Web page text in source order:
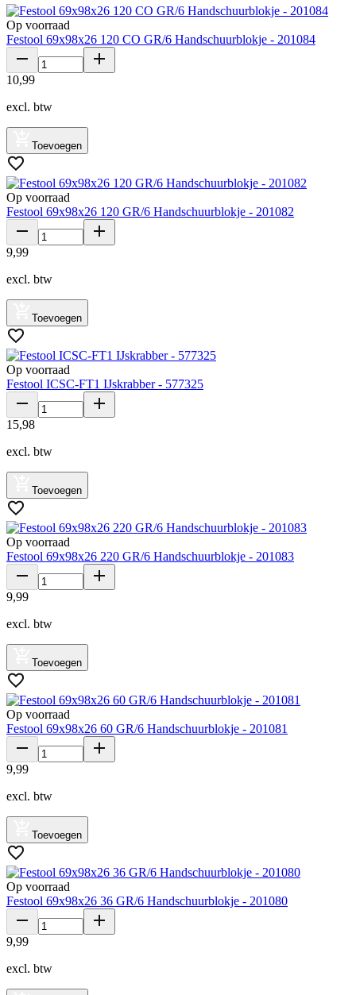
Op voorraad
Festool 69x98x26 120 CO GR/6 Handschuurblokje - 201084
10,99
excl. btw
Toevoegen
Op voorraad
Festool 69x98x26 120 GR/6 Handschuurblokje - 201082
9,99
excl. btw
Toevoegen
Op voorraad
Festool ICSC-FT1 IJskrabber - 577325
15,98
excl. btw
Toevoegen
Op voorraad
Festool 69x98x26 220 GR/6 Handschuurblokje - 201083
9,99
excl. btw
Toevoegen
Op voorraad
Festool 69x98x26 60 GR/6 Handschuurblokje - 201081
9,99
excl. btw
Toevoegen
Op voorraad
Festool 69x98x26 36 GR/6 Handschuurblokje - 201080
9,99
excl. btw